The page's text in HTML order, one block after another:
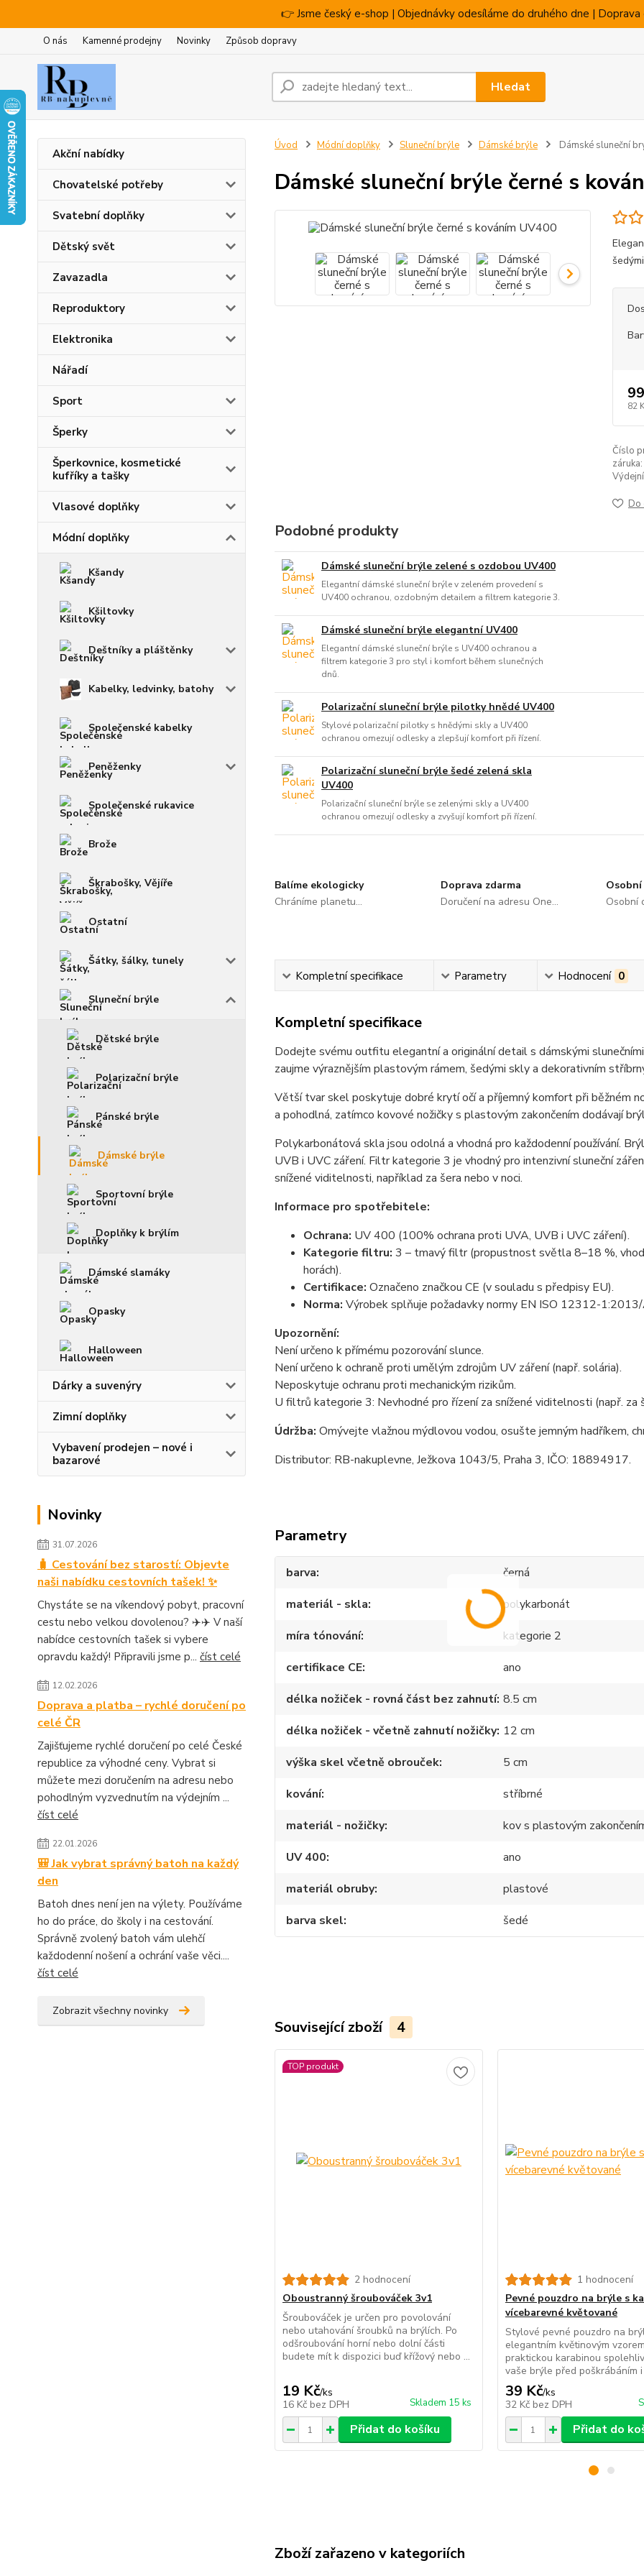
👉 Jsme český e-shop | Objednávky odesíláme do druhého dne | Doprava
O nás Kamenné prodejny Novinky Způsob dopravy
Hledat
Akční nabídky
Chovatelské potřeby
Svatební doplňky
Dětský svět
Zavazadla
Reproduktory
Elektronika
Nářadí
Sport
Šperky
Šperkovnice, kosmetické
kufříky a tašky
Vlasové doplňky
Módní doplňky
Kšandy
Kšiltovky
Deštníky a pláštěnky
Kabelky, ledvinky, batohy
Společenské kabelky
Peněženky
Společenské rukavice
Brože
Škrabošky, Vějíře
Ostatní
Šátky, šálky, tunely
Sluneční brýle
Dětské brýle
Polarizační brýle
Pánské brýle
Dámské brýle
Sportovní brýle
Doplňky k brýlím
Dámské slamáky
Opasky
Halloween
Dárky a suvenýry
Zimní doplňky
Vybavení prodejen – nové i
bazarové
Novinky
31.07.2026
🧳 Cestování bez starostí: Objevte
naši nabídku cestovních tašek! ✨
Chystáte se na víkendový pobyt, pracovní
cestu nebo velkou dovolenou? ✈️✈️ V naší
nabídce cestovních tašek si vybere
opravdu každý! Připravili jsme p... číst celé
12.02.2026
Doprava a platba – rychlé doručení po
celé ČR
Zajišťujeme rychlé doručení po celé České
republice za výhodné ceny. Vybrat si
můžete mezi doručením na adresu nebo
pohodlným vyzvednutím na výdejním ...
číst celé
22.01.2026
🎒 Jak vybrat správný batoh na každý
den
Batoh dnes není jen na výlety. Používáme
ho do práce, do školy i na cestování.
Správně zvolený batoh vám ulehčí
každodenní nošení a ochrání vaše věci....
číst celé
Zobrazit všechny novinky
Úvod Módní doplňky Sluneční brýle Dámské brýle Dámské sluneční
Dámské sluneční brýle černé s
82
Číslo
záruka:
Do
Podobné produkty
Dámské sluneční brýle zelené s ozdobou UV400
Elegantní dámské sluneční brýle v zeleném provedení s
UV400 ochranou, ozdobným detailem a filtrem kategorie 3.
Dámské sluneční brýle elegantní UV400
Elegantní dámské sluneční brýle s UV400 ochranou a
filtrem kategorie 3 pro styl i komfort během slunečných
dnů.
Polarizační sluneční brýle pilotky hnědé UV400
Stylové polarizační pilotky s hnědými skly a UV400
ochranou omezují odlesky a zlepšují komfort při řízení.
Polarizační sluneční brýle šedé zelená skla
UV400
Polarizační sluneční brýle se zelenými skly a UV400
ochranou omezují odlesky a zvyšují komfort při řízení.
Balíme ekologicky
Chráníme planetu...
Doprava zdarma
Doručení na adresu One...
Osobní
Kompletní specifikace Parametry Hodnocení 0
Kompletní specifikace
Dodejte svému outfitu elegantní a originální detail s dámskými
zaujme výraznějším plastovým rámem, šedými skly a dekorativním
Větší tvar skel poskytuje dobré krytí očí a příjemný komfort při běžném
a pohodlná, zatímco kovové nožičky s plastovým zakončením dodávají
Polykarbonátová skla jsou odolná a vhodná pro každodenní používání.
UVB i UVC záření. Filtr kategorie 3 je vhodný pro intenzivní sluneční
snížené viditelnosti, například za šera nebo v noci.
Informace pro spotřebitele:
Ochrana: UV 400 (100% ochrana proti UVA, UVB i UVC záření).
Kategorie filtru: 3 – tmavý filtr (propustnost světla 8–18 %,
horách).
Certifikace: Označeno značkou CE (v souladu s předpisy EU).
Norma: Výrobek splňuje požadavky normy EN ISO 12312-
Upozornění:
Není určeno k přímému pozorování slunce.
Není určeno k ochraně proti umělým zdrojům UV záření (např. solária).
Neposkytuje ochranu proti mechanickým rizikům.
U filtrů kategorie 3: Nevhodné pro řízení za snížené viditelnosti (např. za
Údržba: Omývejte vlažnou mýdlovou vodou, osušte jemným hadříkem,
Distributor: RB-nakuplevne, Ježkova 1043/5, Praha 3, IČO: 18894917.
Parametry
barva
černá
materiál - skla
polykarbonát
míra tónování
kategorie 2
certifikace CE
ano
délka nožiček - rovná část bez zahnutí 8.5 cm
délka nožiček - včetně zahnutí nožičky 12 cm
výška skel včetně obrouček
5 cm
kování
stříbrné
materiál - nožičky
kov s plastovým
UV 400
ano
materiál obruby
plastové
barva skel
šedé
Související zboží 4
TOP produkt
2 hodnocení
Oboustranný šroubováček 3v1
Šroubováček je určen pro povolování
nebo utahování šroubků na brýlích. Po
odšroubování horní nebo dolní části
budete mít k dispozici buď křížový nebo ...
19 Kč/ks
16 Kč bez DPH Skladem 15 ks
Přidat do košíku
1 hodnocení
Pevné pouzdro na brýle s
vícebarevné květované
Stylové pevné pouzdro na
elegantním květinovým
praktickou karabinou
vaše brýle před poškrábáním
39 Kč/ks
32 Kč bez DPH
Přidat do
Zboží zařazeno v kategoriích